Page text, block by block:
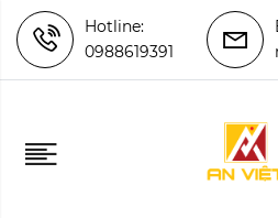
Hotline:
0988619391